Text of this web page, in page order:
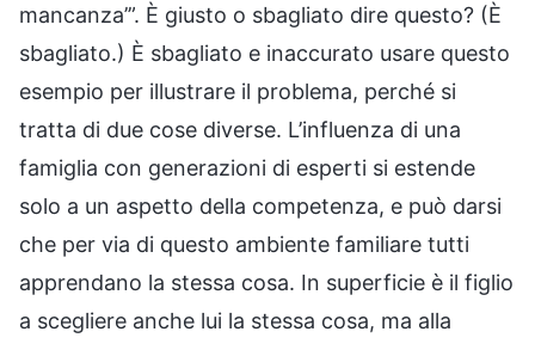
mancanza’”. È giusto o sbagliato dire questo? (È
sbagliato.) È sbagliato e inaccurato usare questo
esempio per illustrare il problema, perché si
tratta di due cose diverse. L’influenza di una
famiglia con generazioni di esperti si estende
solo a un aspetto della competenza, e può darsi
che per via di questo ambiente familiare tutti
apprendano la stessa cosa. In superficie è il figlio
a scegliere anche lui la stessa cosa, ma alla